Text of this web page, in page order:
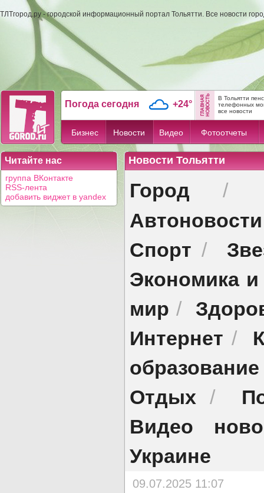
ТЛТгород.ру - городской информационный портал Тольятти. Все новости
Погода сегодня +24°
В Тольятти
телефонных
все новости
Бизнес Новости Видео Фотоотчеты
Читайте нас
группа ВКонтакте
RSS-лента
добавить виджет в yandex
Новости Тольятти
Город /
Автоновости
Спорт /
Экономика
мир /
Интернет /
образование
Отдых /
Видео
Украине
09.07.2025 11:07